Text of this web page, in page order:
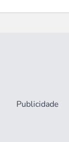
Publicidade